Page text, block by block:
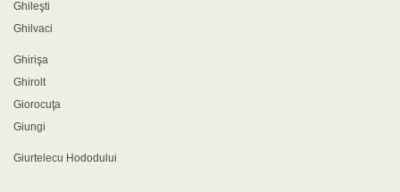
Ghileşti
Ghilvaci
Ghirişa
Ghirolt
Giorocuţa
Giungi
Giurtelecu Hododului